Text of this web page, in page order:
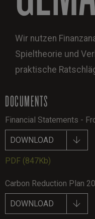
Wir nutzen
Spieltheorie und
praktische
DOCUMENTS
Financial Statements -
DOWNLOAD
PDF (847Kb)
Carbon Reduction Plan
DOWNLOAD